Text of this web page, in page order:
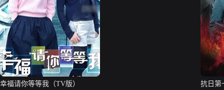
幸福请你等等我（TV版）
抗日第